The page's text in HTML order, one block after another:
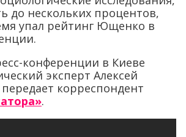
до нескольких процентов,
упал рейтинг Ющенко в
конференции в Киеве
эксперт Алексей
корреспондент
.